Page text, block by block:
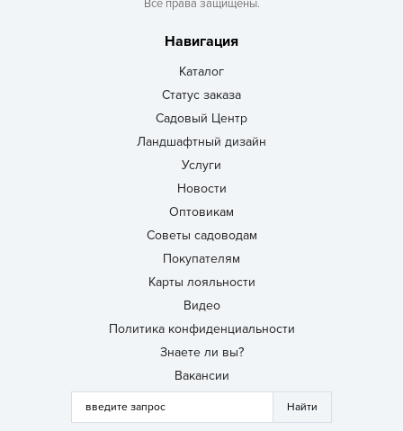
Все права защищены.
Навигация
Каталог
Статус заказа
Садовый Центр
Ландшафтный дизайн
Услуги
Новости
Оптовикам
Советы садоводам
Покупателям
Карты лояльности
Видео
Политика конфиденциальности
Знаете ли вы?
Вакансии